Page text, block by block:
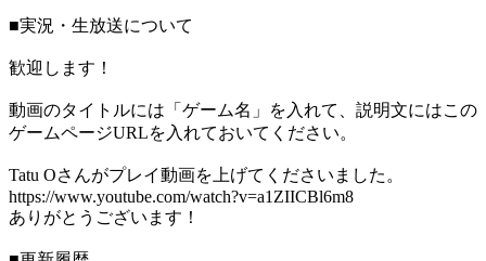
■実況・生放送について
歓迎します！
動画のタイトルには「ゲーム名」を入れて、説明文にはこの
ゲームページURLを入れておいてください。
Tatu Oさんがプレイ動画を上げてくださいました。
https://www.youtube.com/watch?v=a1ZIICBl6m8
ありがとうございます！